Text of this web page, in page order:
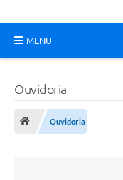
MENU
Departamentos
Ouvidoria
Ouvidoria